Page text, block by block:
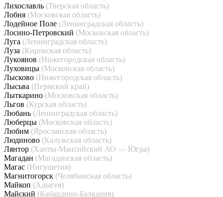
Лихославль (Тверская область)
Лобня (Московская область)
Лодейное Поле (Ленинградская область)
Лосино-Петровский (Московская область)
Луга (Ленинградская область)
Луза (Кировская область)
Лукоянов (Нижегородская область)
Луховицы (Московская область)
Лысково (Нижегородская область)
Лысьва (Пермский край)
Лыткарино (Московская область)
Льгов (Курская область)
Любань (Ленинградская область)
Люберцы (Московская область)
Любим (Ярославская область)
Людиново (Калужская область)
Лянтор (Ханты-Мансийский АО — Югра)
Магадан (Магаданская область)
Магас (Ингушетия)
Магнитогорск (Челябинская область)
Майкоп (Адыгея)
Майский (Кабардино-Балкария)